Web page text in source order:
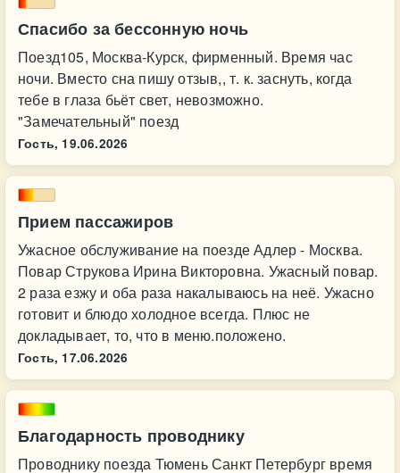
Спасибо за бессонную ночь
Поезд105, Москва-Курск, фирменный. Время час
ночи. Вместо сна пишу отзыв,, т. к. заснуть, когда
тебе в глаза бьёт свет, невозможно.
"Замечательный" поезд
Гость, 19.06.2026
Прием пассажиров
Ужасное обслуживание на поезде Адлер - Москва.
Повар Струкова Ирина Викторовна. Ужасный повар.
2 раза езжу и оба раза накалываюсь на неё. Ужасно
готовит и блюдо холодное всегда. Плюс не
докладывает, то, что в меню.положено.
Гость, 17.06.2026
Благодарность проводнику
Проводнику поезда Тюмень Санкт Петербург время